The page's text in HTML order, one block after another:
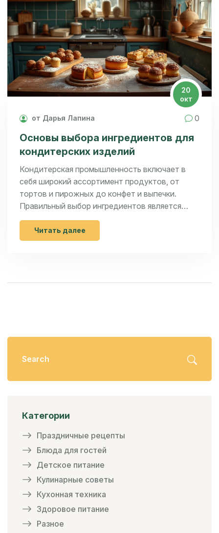
20
окт
от Дарья Лапина 0
Основы выбора ингредиентов для
кондитерских изделий
Кондитерская промышленность включает в
себя широкий ассортимент продуктов, от
тортов и пирожных до конфет и выпечки.
Правильный выбор ингредиентов является
ключевым для достижения желаемого вкуса и
текстуры. Эта статья направлена на то, чтобы
помочь начинающим кондитерам в этом
Читать далее
Категории
Праздничные рецепты
Блюда для гостей
Детское питание
Кулинарные советы
Кухонная техника
Здоровое питание
Разное